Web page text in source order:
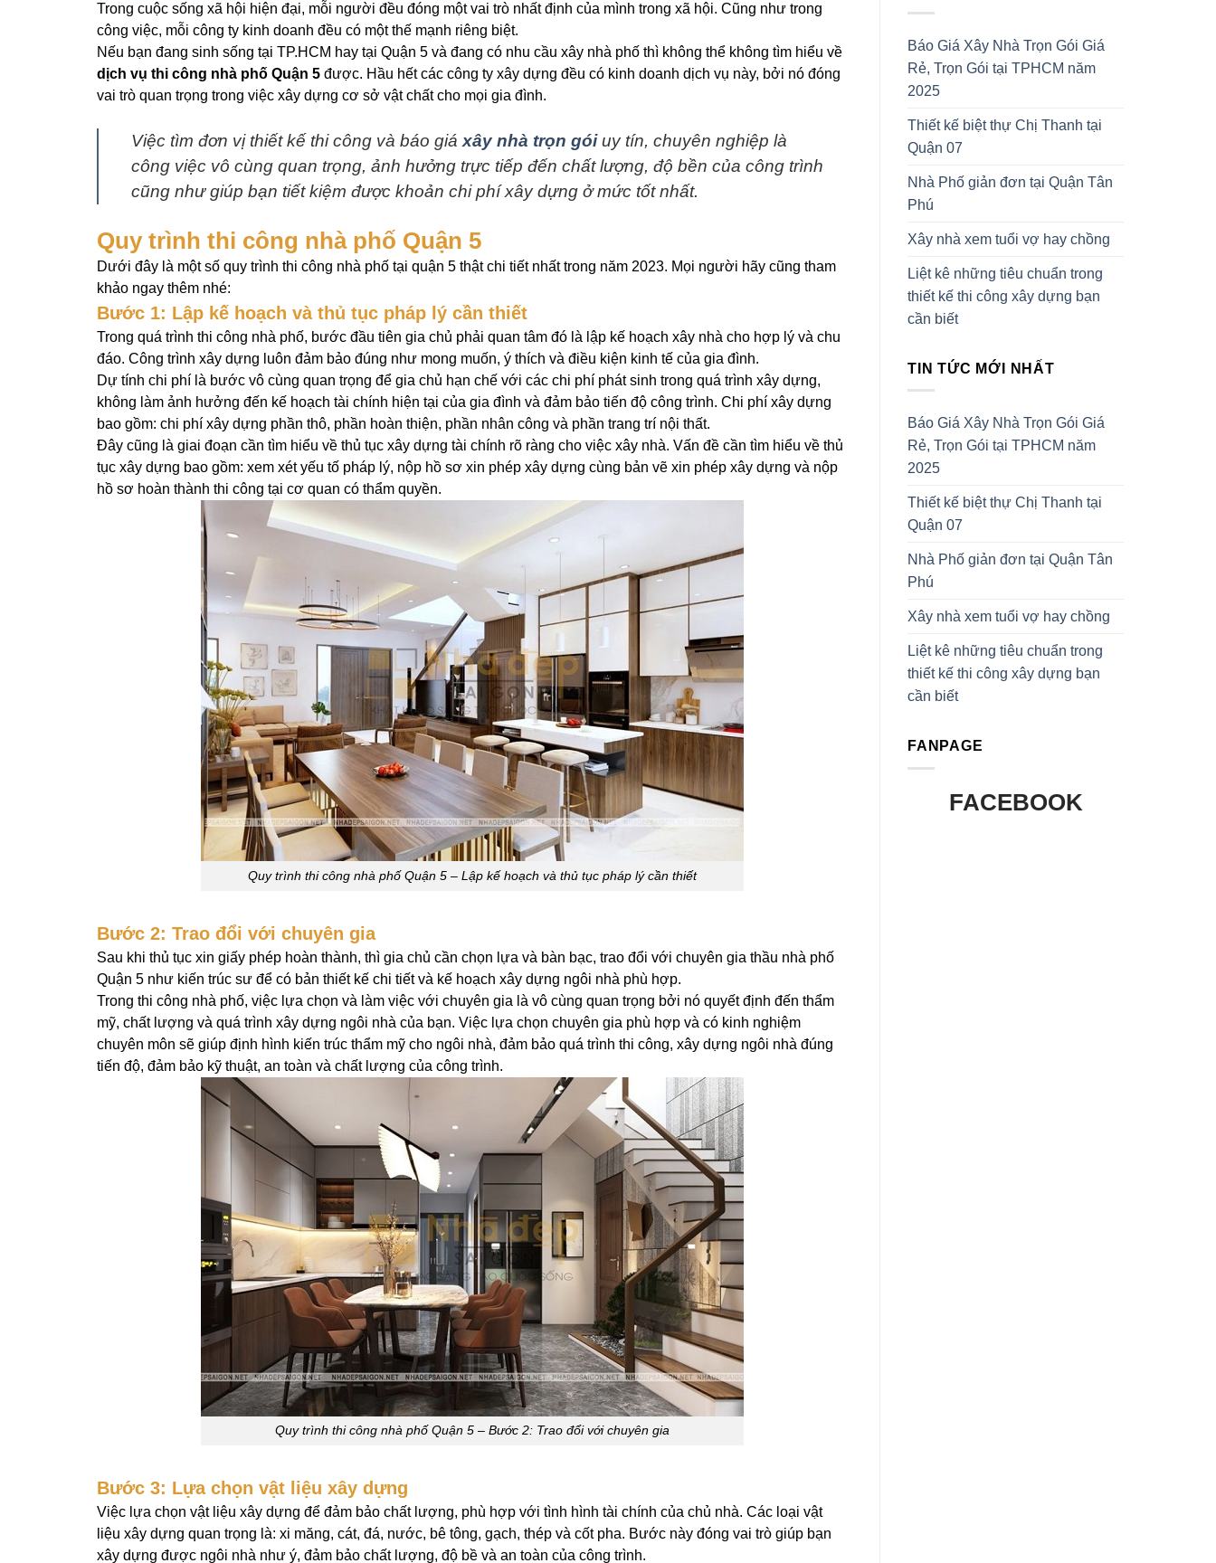
Trong cuộc sống xã hội hiện đại, mỗi người đều đóng một vai trò nhất định của mình trong xã hội. Cũng như trong
công việc, mỗi công ty kinh doanh đều có một thế mạnh riêng biệt.
Nếu bạn đang sinh sống tại TP.HCM hay tại Quận 5 và đang có nhu cầu xây nhà phố thì không thể không tìm hiểu về
dịch vụ thi công nhà phố Quận 5 được. Hầu hết các công ty xây dựng đều có kinh doanh dịch vụ này, bởi nó đóng
vai trò quan trọng trong việc xây dựng cơ sở vật chất cho mọi gia đình.
Việc tìm đơn vị thiết kế thi công và báo giá xây nhà trọn góiuy tín, chuyên nghiệp là
công việc vô cùng quan trọng, ảnh hưởng trực tiếp đến chất lượng, độ bền của công trình
cũng như giúp bạn tiết kiệm được khoản chi phí xây dựng ở mức tốt nhất.
Quy trình thi công nhà phố Quận 5
Dưới đây là một số quy trình thi công nhà phố tại quận 5 thật chi tiết nhất trong năm 2023. Mọi người hãy cũng tham
khảo ngay thêm nhé:
Bước 1: Lập kế hoạch và thủ tục pháp lý cần thiết
Trong quá trình thi công nhà phố, bước đầu tiên gia chủ phải quan tâm đó là lập kế hoạch xây nhà cho hợp lý và chu
đáo. Công trình xây dựng luôn đảm bảo đúng như mong muốn, ý thích và điều kiện kinh tế của gia đình.
Dự tính chi phí là bước vô cùng quan trọng để gia chủ hạn chế với các chi phí phát sinh trong quá trình xây dựng,
không làm ảnh hưởng đến kế hoạch tài chính hiện tại của gia đình và đảm bảo tiến độ công trình. Chi phí xây dựng
bao gồm: chi phí xây dựng phần thô, phần hoàn thiện, phần nhân công và phần trang trí nội thất.
Đây cũng là giai đoạn cần tìm hiểu về thủ tục xây dựng tài chính rõ ràng cho việc xây nhà. Vấn đề cần tìm hiểu về thủ
tục xây dựng bao gồm: xem xét yếu tố pháp lý, nộp hồ sơ xin phép xây dựng cùng bản vẽ xin phép xây dựng và nộp
hồ sơ hoàn thành thi công tại cơ quan có thẩm quyền.
Quy trình thi công nhà phố Quận 5 – Lập kế hoạch và thủ tục pháp lý cần thiết
Bước 2: Trao đổi với chuyên gia
Sau khi thủ tục xin giấy phép hoàn thành, thì gia chủ cần chọn lựa và bàn bạc, trao đổi với chuyên gia thầu nhà phố
Quận 5 như kiến trúc sư để có bản thiết kế chi tiết và kế hoạch xây dựng ngôi nhà phù hợp.
Trong thi công nhà phố, việc lựa chọn và làm việc với chuyên gia là vô cùng quan trọng bởi nó quyết định đến thẩm
mỹ, chất lượng và quá trình xây dựng ngôi nhà của bạn. Việc lựa chọn chuyên gia phù hợp và có kinh nghiệm
chuyên môn sẽ giúp định hình kiến trúc thẩm mỹ cho ngôi nhà, đảm bảo quá trình thi công, xây dựng ngôi nhà đúng
tiến độ, đảm bảo kỹ thuật, an toàn và chất lượng của công trình.
Quy trình thi công nhà phố Quận 5 – Bước 2: Trao đổi với chuyên gia
Bước 3: Lựa chọn vật liệu xây dựng
Việc lựa chọn vật liệu xây dựng để đảm bảo chất lượng, phù hợp với tình hình tài chính của chủ nhà. Các loại vật
liệu xây dựng quan trọng là: xi măng, cát, đá, nước, bê tông, gạch, thép và cốt pha. Bước này đóng vai trò giúp bạn
xây dựng được ngôi nhà như ý, đảm bảo chất lượng, độ bề và an toàn của công trình.
Báo Giá Xây Nhà Trọn Gói Giá
Rẻ, Trọn Gói tại TPHCM năm
2025
Thiết kế biệt thự Chị Thanh tại
Quận 07
Nhà Phố giản đơn tại Quận Tân
Phú
Xây nhà xem tuổi vợ hay chồng
Liệt kê những tiêu chuẩn trong
thiết kế thi công xây dựng bạn
cần biết
TIN TỨC MỚI NHẤT
Báo Giá Xây Nhà Trọn Gói Giá
Rẻ, Trọn Gói tại TPHCM năm
2025
Thiết kế biệt thự Chị Thanh tại
Quận 07
Nhà Phố giản đơn tại Quận Tân
Phú
Xây nhà xem tuổi vợ hay chồng
Liệt kê những tiêu chuẩn trong
thiết kế thi công xây dựng bạn
cần biết
FANPAGE
FACEBOOK